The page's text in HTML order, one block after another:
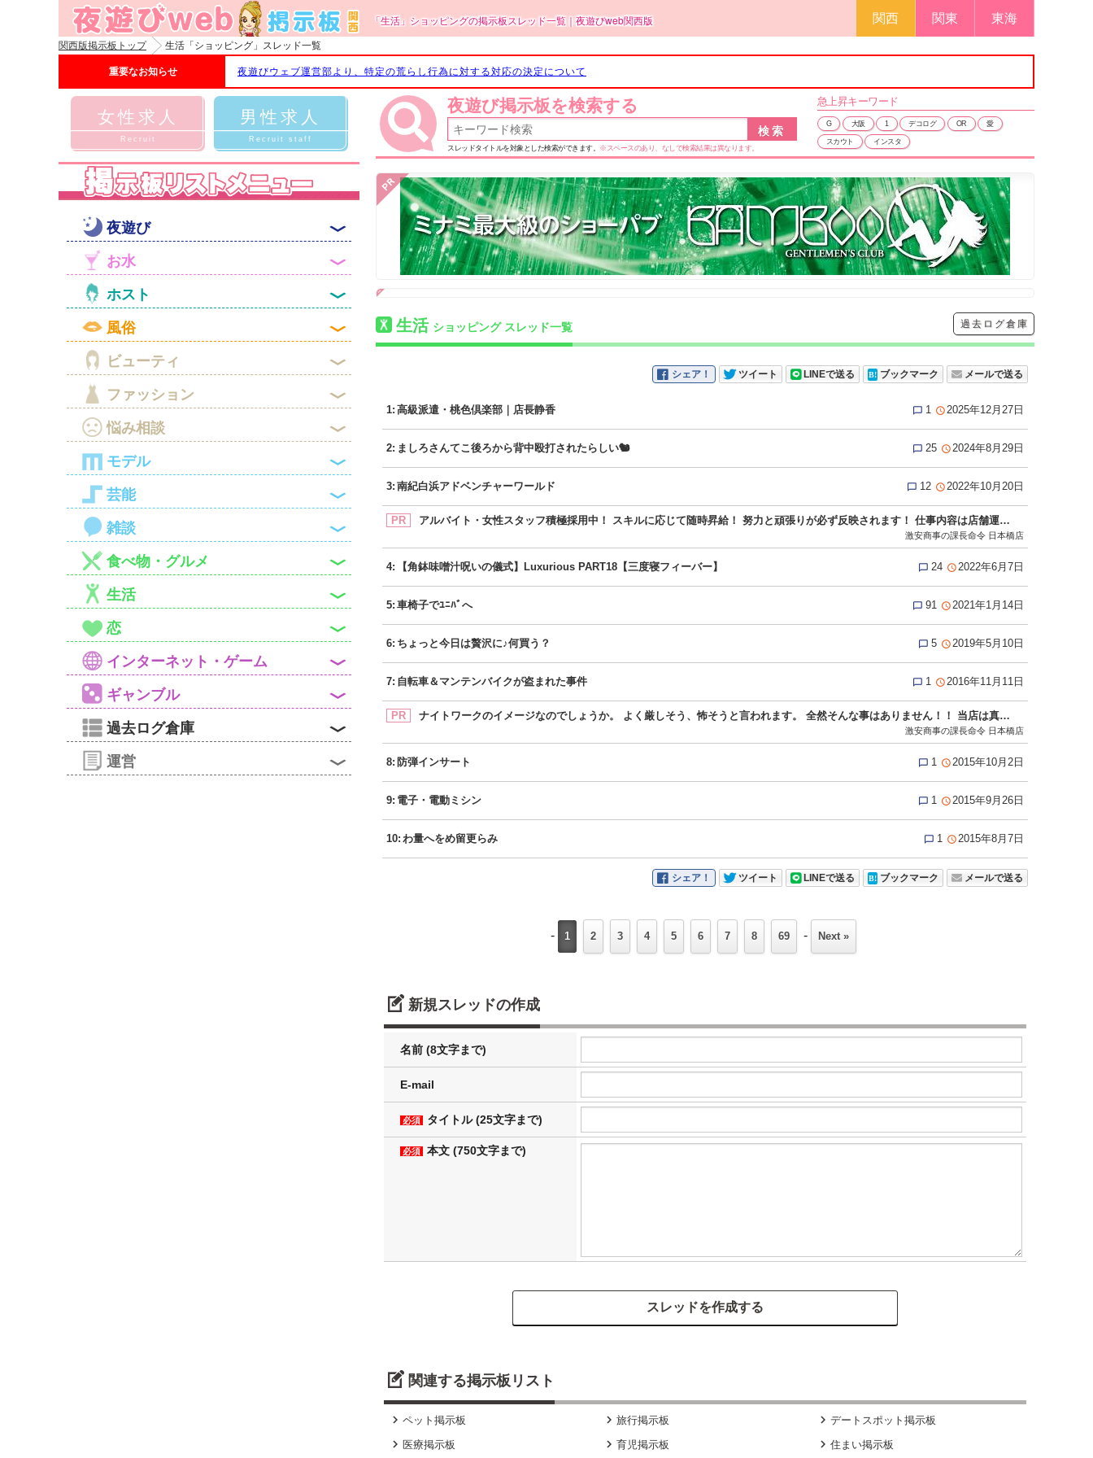
「生活」ショッピングの掲示板スレッド一覧｜夜遊びweb関西版 関西 関東 東海
関西版掲示板トップ 生活「ショッピング」スレッド一覧
重要なお知らせ 夜遊びウェブ運営部より、特定の荒らし行為に対する対応の決定について
夜遊び掲示板を検索する
スレッドタイトルを対象とした検索ができます。 ※スペースのあり、なしで検索結果は異なります。
急上昇キーワード
G 大阪 1 デコログ OR 愛
スカウト インスタ
女性求人
Recruit
男性求人
Recruit staff
夜遊び 
お水 
ホスト 
風俗 
ビューティ 
ファッション 
悩み相談 
モデル 
芸能 
雑談 
食べ物・グルメ 
生活 
恋 
インターネット・ゲーム 
ギャンブル 
過去ログ倉庫 
運営 
生活 ショッピング スレッド一覧 過去ログ倉庫
シェア！ ツイート LINEで送る ブックマーク メールで送る
1: 高級派遣・桃色倶楽部｜店長静香  1 2025年12月27日
2: ましろさんてこ後ろから背中殴打されたらしい🐿  25 2024年8月29日
3: 南紀白浜アドベンチャーワールド  12 2022年10月20日
PR アルバイト・女性スタッフ積極採用中！ スキルに応じて随時昇給！ 努力と頑張りが必ず反映されます！ 仕事内容は店舗運営、企画、経営に携わる全般の業務！ 難しく考える必要はありません！ ☆当グループは違法な客引き、キャッチ行為、一切ありません。 お休みは週休2日可能！もちろん大型連休も★ 《GW・年末年始・連休取得可能／有給休暇あり(要相談)》 現在女性スタッフの募集を強化中！ 以前キャストとして働いていた方や 現在働いていてそろそろ安定した収入が欲しい方 キャストとして働いていた経験を活かして 今度はスタッフとして働いてみませんか？ もちろん全くの業界未経験の方も大歓迎です♪ ★★応募方法★★ ▼ご応募、お問い合わせの際は「夜遊びを見た」とお伝えください▼ 面接は求人担当の管理店舗である十三店で行います。 身分証明書、履歴書のご用意をお願いします。 ・TEL：080-4392-0931 ・MAIL：sharaku_nihonbashi@icloud.com ・LINE ID：sharaku-nihonbashi ※求人担当者まで ■受付時間10：00～24：00 http://www.g-mensrecruit.com/(Ｇ＆Ｔグループ オフィシャル男子求人) 店舗・受付女性スタッフ積極採用中！！
激安商事の課長命令 日本橋店
4: 【角鉢味噌汁呪いの儀式】Luxurious PART18【三度寝フィーバー】  24 2022年6月7日
5: 車椅子でﾕﾆﾊﾞへ  91 2021年1月14日
6: ちょっと今日は贅沢に♪何買う？  5 2019年5月10日
7: 自転車＆マンテンバイクが盗まれた事件  1 2016年11月11日
PR ナイトワークのイメージなのでしょうか。 よく厳しそう、怖そうと言われます。 全然そんな事はありません！！ 当店は真面目で素直でモラルある方であればＯＫ！ 年齢や経験、容姿に学歴などは一切関係ありません。 一度面接にお越し頂ければイメージが変わると思います。 お気軽にお問い合わせください！ ☆当グループは違法な客引き、キャッチ行為、一切ありません。 応募資格 18歳（高校生不可）以上の男女 真面目で素直でモラルある方であればＯＫ。 年齢や経験、容姿に学歴などは一切関係ありません。 出戻りも歓迎してますよ！ 只今アルバイト・女性スタッフ積極採用中！！ ※暴力団関係者及びそれに準ずる方のご応募は、固くお断りさせて頂きます。 ご応募お待ちしております！！ ■応募方法 ・TEL：080-4392-0931 ・MAIL：sharaku_nihonbashi@icloud.com ・LINE ID：sharaku-nihonbashi ※求人担当者まで ■受付時間10：00～24：00 http://www.g-mensrecruit.com/(Ｇ＆Ｔグループ オフィシャル男子求人) 【店舗・受付スタッフ募集中！】
激安商事の課長命令 日本橋店
8: 防弾インサート  1 2015年10月2日
9: 電子・電動ミシン  1 2015年9月26日
10: わ量へをめ留更らみ  1 2015年8月7日
シェア！ ツイート LINEで送る ブックマーク メールで送る
- 1 2 3 4 5 6 7 8 69 - Next »
新規スレッドの作成
名前 (8文字まで)
E-mail
必須 タイトル (25文字まで)
必須 本文 (750文字まで)
関連する掲示板リスト
 ペット掲示板 旅行掲示板 デートスポット掲示板
 医療掲示板 育児掲示板 住まい掲示板